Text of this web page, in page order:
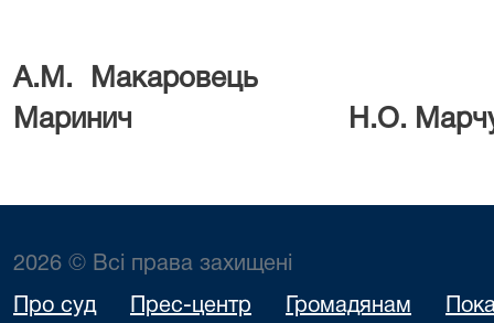
А.М.
Маринич Н.О.
2026 © Всі права захищені
Про суд Прес-центр Громадянам